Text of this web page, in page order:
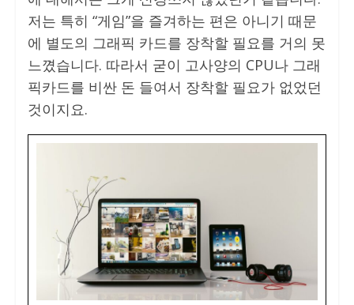
저는 특히 “게임”을 즐겨하는 편은 아니기 때문
에 별도의 그래픽 카드를 장착할 필요를 거의 못
느꼈습니다. 따라서 굳이 고사양의 CPU나 그래
픽카드를 비싼 돈 들여서 장착할 필요가 없었던
것이지요.